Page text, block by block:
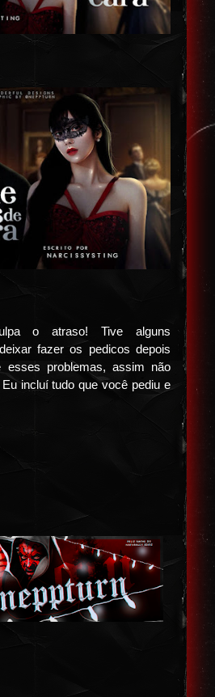
o atraso! Tive alguns
fazer os pedicos depois
esses problemas, assim não
incluí tudo que você pediu e